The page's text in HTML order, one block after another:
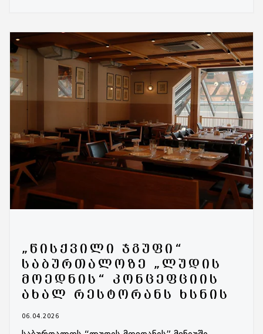
„ᲬᲘᲡᲥᲕᲘᲚᲘ ᲯᲒᲣᲤᲘ“
ᲡᲐᲑᲣᲠᲗᲐᲚᲝᲖᲔ „ᲚᲣᲓᲘᲡ
ᲛᲝᲔᲓᲜᲘᲡ“ ᲙᲝᲜᲪᲔᲤᲪᲘᲘᲡ
ᲐᲮᲐᲚ ᲠᲔᲡᲢᲝᲠᲐᲜᲡ ᲮᲡᲜᲘᲡ
06.04.2026